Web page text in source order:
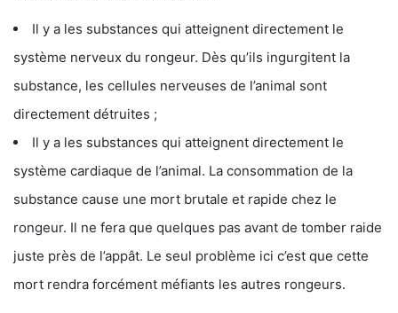
Il y a les substances qui atteignent directement le
système nerveux du rongeur. Dès qu’ils ingurgitent la
substance, les cellules nerveuses de l’animal sont
directement détruites ;
Il y a les substances qui atteignent directement le
système cardiaque de l’animal. La consommation de la
substance cause une mort brutale et rapide chez le
rongeur. Il ne fera que quelques pas avant de tomber raide
juste près de l’appât. Le seul problème ici c’est que cette
mort rendra forcément méfiants les autres rongeurs.